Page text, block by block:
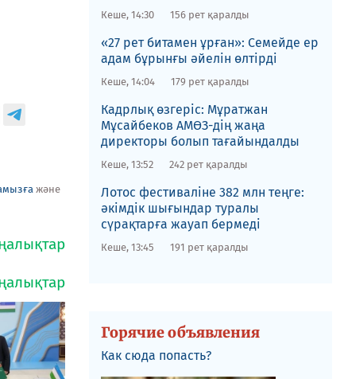
және
Кеше, 14:30 156 рет қаралды
«27 рет битамен ұрған»: Семейде ер
адам бұрынғы әйелін өлтірді
Кеше, 14:04 179 рет қаралды
Кадрлық өзгеріс: Мұратжан
Мұсайбеков АМӨЗ-дің жаңа
директоры болып ​тағайындалды
Кеше, 13:52 242 рет қаралды
Лотос фестиваліне​ 382 млн теңге:
әкімдік шығындар туралы
сүрақтарға жауап бермеді
Кеше, 13:45 191 рет қаралды
Горячие объявления
Как сюда попасть?